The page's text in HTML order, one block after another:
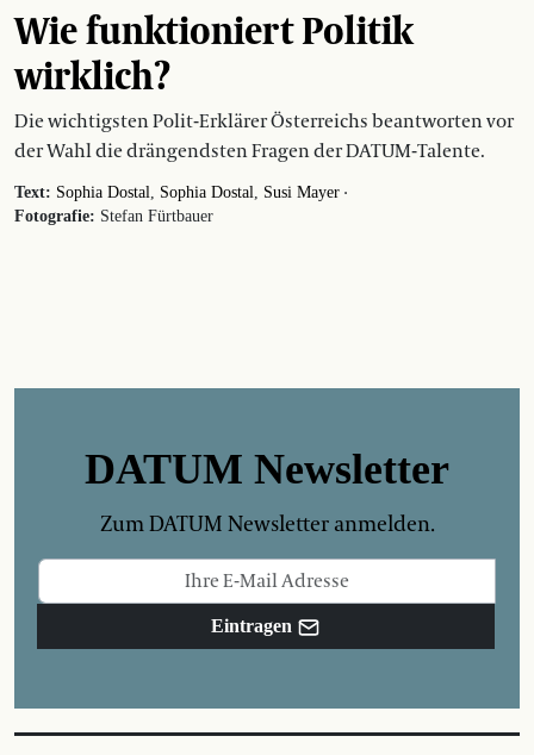
Wie funktioniert Politik
wirklich?
Die wichtigsten Polit-Erklärer Österreichs beantworten vor
der Wahl die drängendsten Fragen der DATUM-Talente.
Text: Sophia Dostal Sophia Dostal Susi Mayer ·
Fotografie: Stefan Fürtbauer
DATUM Newsletter
Zum DATUM Newsletter anmelden.
Eintragen